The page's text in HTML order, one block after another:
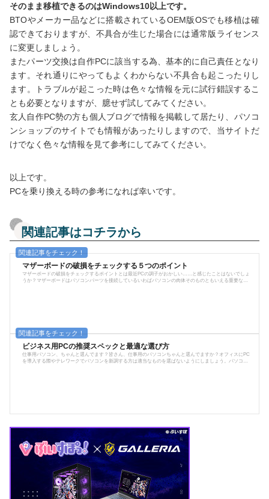
そのまま移植できるのはWindows10以上です。
BTOやメーカー品などに搭載されているOEM版OSでも移植は確
認できておりますが、不具合が生じた場合には通常版ライセンス
に変更しましょう。
またパーツ交換は自作PCに該当する為、基本的に自己責任となり
ます。それ通りにやってもよくわからない不具合も起こったりし
ます。トラブルが起こった時は色々な情報を元に試行錯誤するこ
とも必要となりますが、臆せず試してみてください。
玄人自作PC勢の方も個人ブログで情報を掲載して居たり、パソコ
ンショップのサイトでも情報があったりしますので、当サイトだ
けでなく色々な情報を見て参考にしてみてください。
以上です。
PCを乗り換える時の参考になれば幸いです。
関連記事はコチラから
マザーボードの破損をチェックする５つのポイント
マザーボードの破損をチェックするポイントとは最近PCの調子がおかしい……と感じたことはないでしょ
うか？マザーボードはパソコンパーツを接続しているいわばパソコンの肉体そのものともいえる重要なパ
ビジネス用PCの推奨スペックと最適な選び方
仕事用パソコン、ちゃんと選んでます？皆さん、仕事用のパソコンちゃんと選んでますか？オフィスにPC
を導入する際やテレワークでパソコンを新調する方は適当なものを選ばないようにしましょう。パソコン